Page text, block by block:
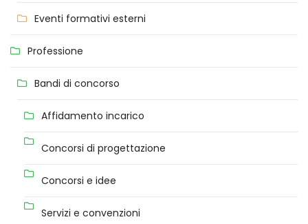
Eventi formativi esterni
Professione
Bandi di concorso
Affidamento incarico
Concorsi di progettazione
Concorsi e idee
Servizi e convenzioni